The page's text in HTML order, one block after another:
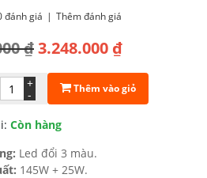
đánh giá | Thêm đánh giá
₫
₫.
3.248.000 ₫
₫.
-
+ Thêm vào giỏ
Còn hàng
Led đổi 3 màu.
145W + 25W.